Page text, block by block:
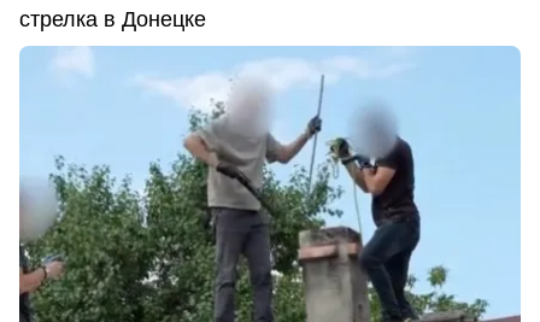
стрелка в Донецке